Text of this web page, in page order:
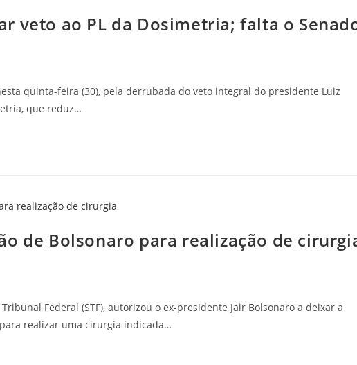
veto ao PL da Dosimetria; falta o
quinta-feira (30), pela derrubada do veto integral do presidente Luiz
que reduz…
de Bolsonaro para realização de
Federal (STF), autorizou o ex-presidente Jair Bolsonaro a deixar a
realizar uma cirurgia indicada…